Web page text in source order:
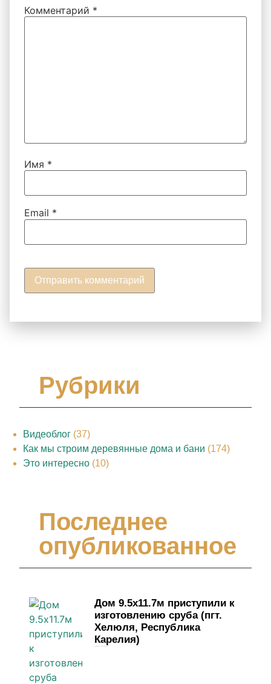
Комментарий *
Имя *
Email *
Рубрики
Видеоблог (37)
Как мы строим деревянные дома и бани (174)
Это интересно (10)
Последнее
опубликованное
Дом 9.5х11.7м приступили к
изготовлению сруба (пгт.
Хелюля, Республика
Карелия)